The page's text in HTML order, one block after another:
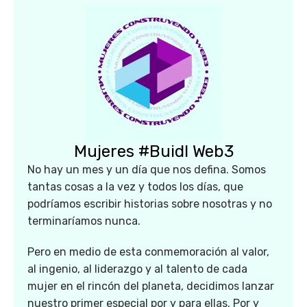
Mujeres #Buidl Web3
No hay un mes y un día que nos defina. Somos
tantas cosas a la vez y todos los días, que
podríamos escribir historias sobre nosotras y no
terminaríamos nunca.
Pero en medio de esta conmemoración al valor,
al ingenio, al liderazgo y al talento de cada
mujer en el rincón del planeta, decidimos lanzar
nuestro primer especial por y para ellas. Por y